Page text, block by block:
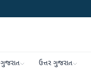
ગુજરાત ઉત્તર ગુજરાત